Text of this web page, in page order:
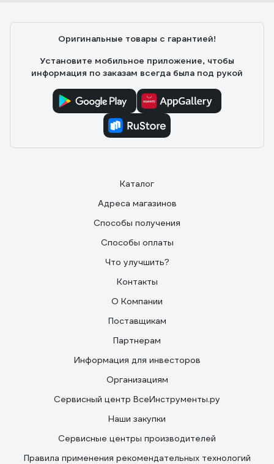
низких оборотах шумит несильно, можно просто
Оригинальные товары с гарантией!
Установите мобильное приложение, чтобы
информация по заказам всегда была под рукой
Каталог
Адреса магазинов
Способы получения
Способы оплаты
Что улучшить?
Контакты
О Компании
Поставщикам
Партнерам
Информация для инвесторов
Организациям
Сервисный центр ВсеИнструменты.ру
Наши закупки
Сервисные центры производителей
Правила применения рекомендательных технологий